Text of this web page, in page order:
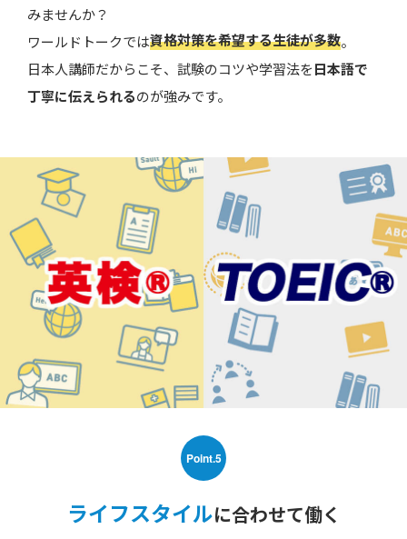
みませんか？
ワールドトークでは資格対策を希望する生徒が多数。
日本人講師だからこそ、試験のコツや学習法を日本語で
丁寧に伝えられるのが強みです。
Point.5
ライフスタイルに合わせて働く